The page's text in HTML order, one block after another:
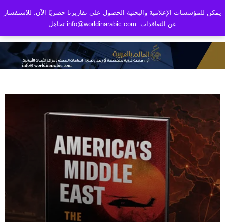
يمكن للمؤسسات الإعلامية والبحثية الحصول على تقاريرنا حصريًا الآن. للاستفسار
عن التعاقدات: info@worldinarabic.com
تجاهل